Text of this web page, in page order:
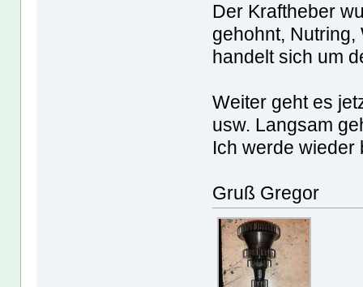
Der Kraftheber
gehohnt,
handelt sich um
Weiter geht es
usw. Langsam
Ich werde wieder
Gruß Gregor